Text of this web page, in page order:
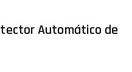
Automático de